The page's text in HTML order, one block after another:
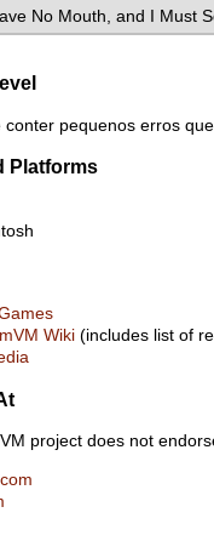
No Mouth, and I Must
conter pequenos erros
Platforms
Wiki (includes list of
project does not